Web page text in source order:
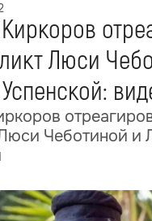
Люси
Чеботиной и